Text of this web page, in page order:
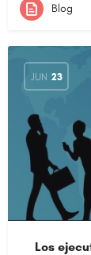
Blog
JUN 23
Los